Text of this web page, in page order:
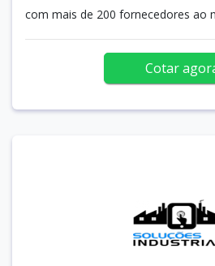
com mais de 200 fornecedores ao
Cotar